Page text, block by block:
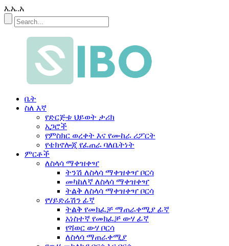
እ.ኤ.አ
ቤት
ስለ እኛ
የድርጅቱ ህይወት ታሪክ
አጋሮች
የምስክር ወረቀት እና የሙከራ ሪፖርት
የቴክኖሎጂ የፈጠራ ባለቤትነት
ምርቶች
ለስላሳ ማቀዝቀዣ
ትንሽ ለስላሳ ማቀዝቀዣ ቦርሳ
መካከለኛ ለስላሳ ማቀዝቀዣ
ትልቅ ለስላሳ ማቀዝቀዣ ቦርሳ
የሃይድሬሽን ፊኛ
ትልቅ የመክፈቻ ማጠራቀሚያ ፊኛ
አነስተኛ የመክፈቻ ውሃ ፊኛ
የሻወር ውሃ ቦርሳ
ለስላሳ ማጠራቀሚያ